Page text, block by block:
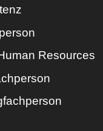
Resources